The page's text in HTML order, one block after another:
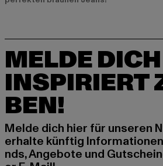
MELDE
INSPIRIERT
BEN!
Melde dich hier für unseren
erhalte künftig
nds, Angebote und